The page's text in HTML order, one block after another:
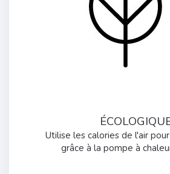
Utilise les calories de l'air
grâce à la pompe à